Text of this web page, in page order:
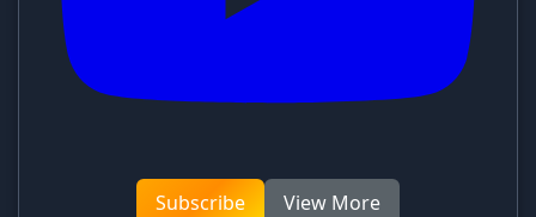
Subscribe View More